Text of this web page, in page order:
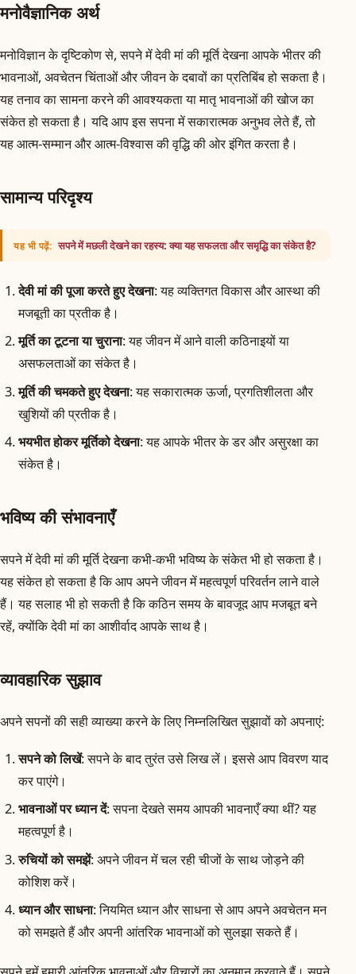
मनोवैज्ञानिक अर्थ
मनोविज्ञान के दृष्टिकोण से, सपने में देवी मां की मूर्ति देखना आपके भीतर की
भावनाओं, अवचेतन चिंताओं और जीवन के दबावों का प्रतिबिंब हो सकता है।
यह तनाव का सामना करने की आवश्यकता या मातृ भावनाओं की खोज का
संकेत हो सकता है। यदि आप इस सपना में सकारात्मक अनुभव लेते हैं, तो
यह आत्म-सम्मान और आत्म-विश्वास की वृद्धि की ओर इंगित करता है।
सामान्य परिदृश्य
यह भी पढ़ें: सपने में मछली देखने का रहस्य: क्या यह सफलता और समृद्धि का संकेत है?
देवी मां की पूजा करते हुए देखना: यह व्यक्तिगत विकास और आस्था की
मजबूती का प्रतीक है।
मूर्ति का टूटना या चुराना: यह जीवन में आने वाली कठिनाइयों या
असफलताओं का संकेत है।
मूर्ति की चमकते हुए देखना: यह सकारात्मक ऊर्जा, प्रगतिशीलता और
खुशियों की प्रतीक है।
भयभीत होकर मूर्तिको देखना: यह आपके भीतर के डर और असुरक्षा का
संकेत है।
भविष्य की संभावनाएँ
सपने में देवी मां की मूर्ति देखना कभी-कभी भविष्य के संकेत भी हो सकता है।
यह संकेत हो सकता है कि आप अपने जीवन में महत्वपूर्ण परिवर्तन लाने वाले
हैं। यह सलाह भी हो सकती है कि कठिन समय के बावजूद आप मजबूत बने
रहें, क्योंकि देवी मां का आशीर्वाद आपके साथ है।
व्यावहारिक सुझाव
अपने सपनों की सही व्याख्या करने के लिए निम्नलिखित सुझावों को अपनाएं:
सपने को लिखें: सपने के बाद तुरंत उसे लिख लें। इससे आप विवरण याद
कर पाएंगे।
भावनाओं पर ध्यान दें: सपना देखते समय आपकी भावनाएँ क्या थीं? यह
महत्वपूर्ण है।
रुचियों को समझें: अपने जीवन में चल रही चीजों के साथ जोड़ने की
कोशिश करें।
ध्यान और साधना: नियमित ध्यान और साधना से आप अपने अवचेतन मन
को समझते हैं और अपनी आंतरिक भावनाओं को सुलझा सकते हैं।